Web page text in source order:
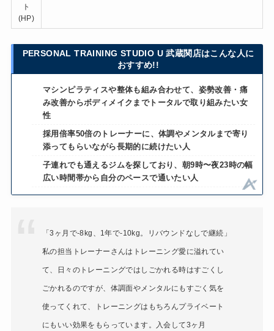
ト
(HP)
PERSONAL TRAINING STUDIO U 武蔵関店はこんな人に
おすすめ!!
マシンピラティスや整体も組み合わせて、姿勢改善・痛
み改善からボディメイクまでトータルで取り組みたい女
性
採用倍率50倍のトレーナーに、体調やメンタルまで寄り
添ってもらいながら長期的に続けたい人
子連れでも通えるジムを探しており、朝9時〜夜23時の幅
広い時間帯から自分のペースで通いたい人
「3ヶ月で-8kg、1年で-10kg。リバウンドなしで継続」
私の担当トレーナーさんはトレーニング愛に溢れてい
て、日々のトレーニングではしごかれる時はすごくし
ごかれるのですが、体調面やメンタルにもすごく気を
使ってくれて、トレーニングはもちろんプライベート
にもいい効果をもらっています。入会して3ヶ月